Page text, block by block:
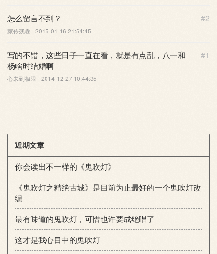
#2
怎么留言不到？
家传残卷 2015-01-16 21:54:45
#1
写的不错，这些日子一直在看，就是有点乱，八一和
杨啥时结婚啊
心未到极限 2014-12-27 10:44:35
近期文章
你会读出不一样的《鬼吹灯》
《鬼吹灯之精绝古城》是目前为止最好的一个鬼吹灯改
编
最有味道的鬼吹灯，可惜也许要成绝唱了
这才是我心目中的鬼吹灯